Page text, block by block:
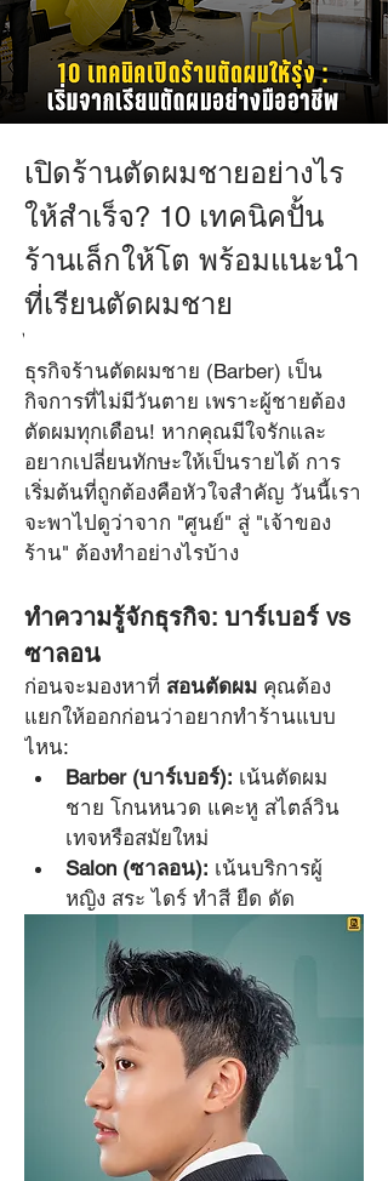
หัวกรวย ตัดผมชาย สอน
ตัดผมชาย
11 ม.ค. 2569
อยากเปิดร้านตัดผมต้องเริ่มตรง
ให้โตจากกูรู พร้อมแนะนำที่
เรียนตัดผม และหลักสูตร สอน
ตัดผมชาย ที่ช่วยให้คุณเป็นช่าง
มืออาชีพและประกอบอาชีพได้
จริง
เปิดร้านตัดผมชายอย่างไร
ให้สำเร็จ? 10 เทคนิคปั้น
ร้านเล็กให้โต พร้อมแนะนำ
ที่เรียนตัดผมชาย
ธุรกิจร้านตัดผมชาย (Barber) เป็น
กิจการที่ไม่มีวันตาย เพราะผู้ชายต้อง
ตัดผมทุกเดือน! หากคุณมีใจรักและ
อยากเปลี่ยนทักษะให้เป็นรายได้ การ
เริ่มต้นที่ถูกต้องคือหัวใจสำคัญ วันนี้เรา
จะพาไปดูว่าจาก "ศูนย์" สู่ "เจ้าของ
ร้าน" ต้องทำอย่างไรบ้าง
ทำความรู้จักธุรกิจ: บาร์เบอร์ vs
ซาลอน
ก่อนจะมองหาที่ สอนตัดผม คุณต้อง
แยกให้ออกก่อนว่าอยากทำร้านแบบ
ไหน:
Barber (บาร์เบอร์): เน้นตัดผม
ชาย โกนหนวด แคะหู สไตล์วิน
เทจหรือสมัยใหม่
Salon (ซาลอน): เน้นบริการผู้
หญิง สระ ไดร์ ทำสี ยืด ดัด